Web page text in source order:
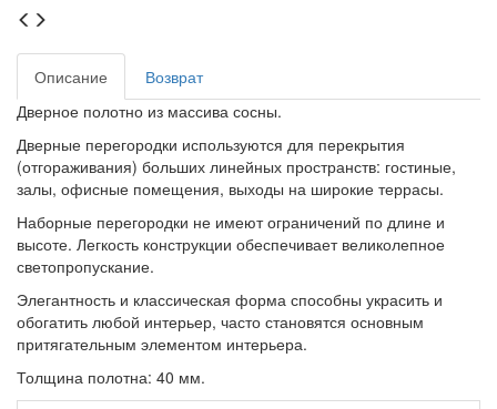
Описание
Возврат
Дверное полотно из массива сосны.
Дверные перегородки используются для перекрытия
(отгораживания) больших линейных пространств: гостиные,
залы, офисные помещения, выходы на широкие террасы.
Наборные перегородки не имеют ограничений по длине и
высоте. Легкость конструкции обеспечивает великолепное
светопропускание.
Элегантность и классическая форма способны украсить и
обогатить любой интерьер, часто становятся основным
притягательным элементом интерьера.
Толщина полотна: 40 мм.